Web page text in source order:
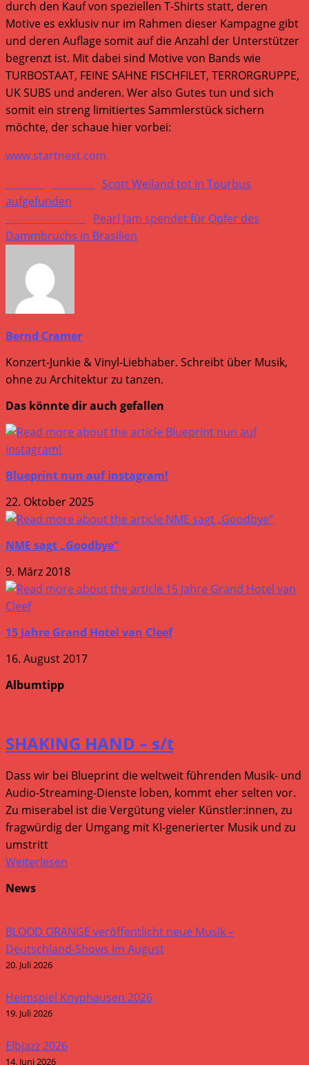
durch den Kauf von speziellen T-Shirts statt, deren
Motive es exklusiv nur im Rahmen dieser Kampagne gibt
und deren Auflage somit auf die Anzahl der Unterstützer
begrenzt ist. Mit dabei sind Motive von Bands wie
TURBOSTAAT, FEINE SAHNE FISCHFILET, TERRORGRUPPE,
UK SUBS und anderen. Wer also Gutes tun und sich
somit ein streng limitiertes Sammlerstück sichern
möchte, der schaue hier vorbei:
www.startnext.com
Weitere
Artikel
ansehen
Scott Weiland tot in Tourbus
aufgefunden
Pearl Jam spendet für Opfer des
Dammbruchs in Brasilien
Bernd Cramer
Konzert-Junkie & Vinyl-Liebhaber. Schreibt über Musik,
ohne zu Architektur zu tanzen.
Das könnte dir auch gefallen
Blueprint nun auf instagram!
22. Oktober 2025
NME sagt „Goodbye“
9. März 2018
15 Jahre Grand Hotel van Cleef
16. August 2017
Albumtipp
SHAKING HAND – s/t
Dass wir bei Blueprint die weltweit führenden Musik- und
Audio-Streaming-Dienste loben, kommt eher selten vor.
Zu miserabel ist die Vergütung vieler Künstler:innen, zu
fragwürdig der Umgang mit KI-generierter Musik und zu
umstritt
Weiterlesen
News
BLOOD ORANGE veröffentlicht neue Musik –
Deutschland-Shows im August
20. Juli 2026
Heimspiel Knyphausen 2026
19. Juli 2026
Elbjazz 2026
14. Juni 2026